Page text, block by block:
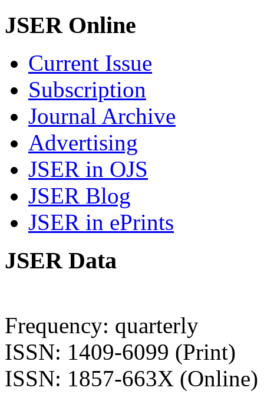
JSER Online
Current Issue
Subscription
Journal Archive
Advertising
JSER in OJS
JSER Blog
JSER in ePrints
JSER Data
Frequency: quarterly
ISSN: 1409-6099 (Print)
ISSN: 1857-663X (Online)